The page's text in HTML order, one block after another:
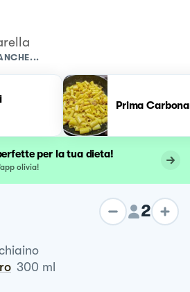
Prima
per la tua dieta!
olivia!
2
300 ml